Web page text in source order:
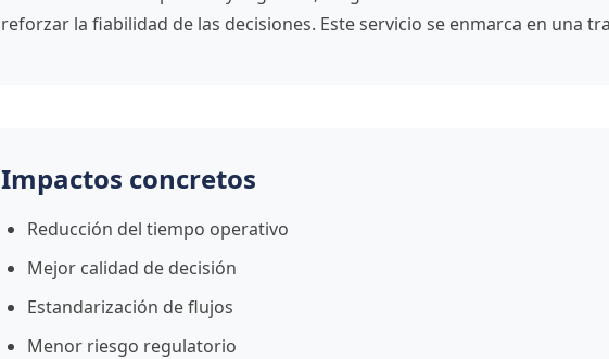
reforzar la fiabilidad de las decisiones. Este servicio se enmarca en una
Impactos concretos
Reducción del tiempo operativo
Mejor calidad de decisión
Estandarización de flujos
Menor riesgo regulatorio